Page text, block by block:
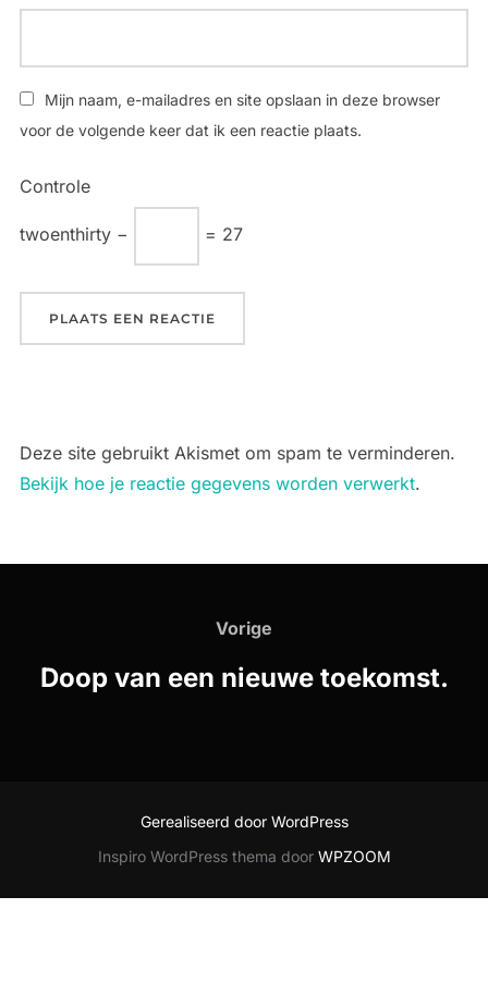
Mijn naam, e-mailadres en site opslaan in deze browser
voor de volgende keer dat ik een reactie plaats.
Controle
twoenthirty − = 27
Deze site gebruikt Akismet om spam te verminderen.
Bekijk hoe je reactie gegevens worden verwerkt.
Vorige
Vorige
Doop van een nieuwe toekomst.
Gerealiseerd door WordPress
Inspiro WordPress thema door WPZOOM